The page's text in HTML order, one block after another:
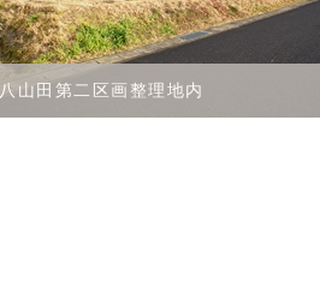
八山田第二区画整理地内